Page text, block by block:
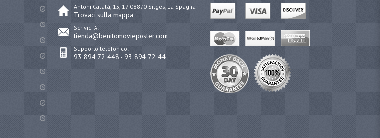
Antoni Catalá, 15, 17 08870 Sitges, La Spagna
Trovaci sulla mappa
Scrivici A:
tienda@benitomovieposter.com
Supporto telefonico:
93 894 72 448 - 93 894 72 44